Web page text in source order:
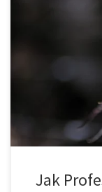
Lato to jeden z
konopi
temperatury,
susze – wszystko
strony, warunki te
kwitnieniu, z
Jak